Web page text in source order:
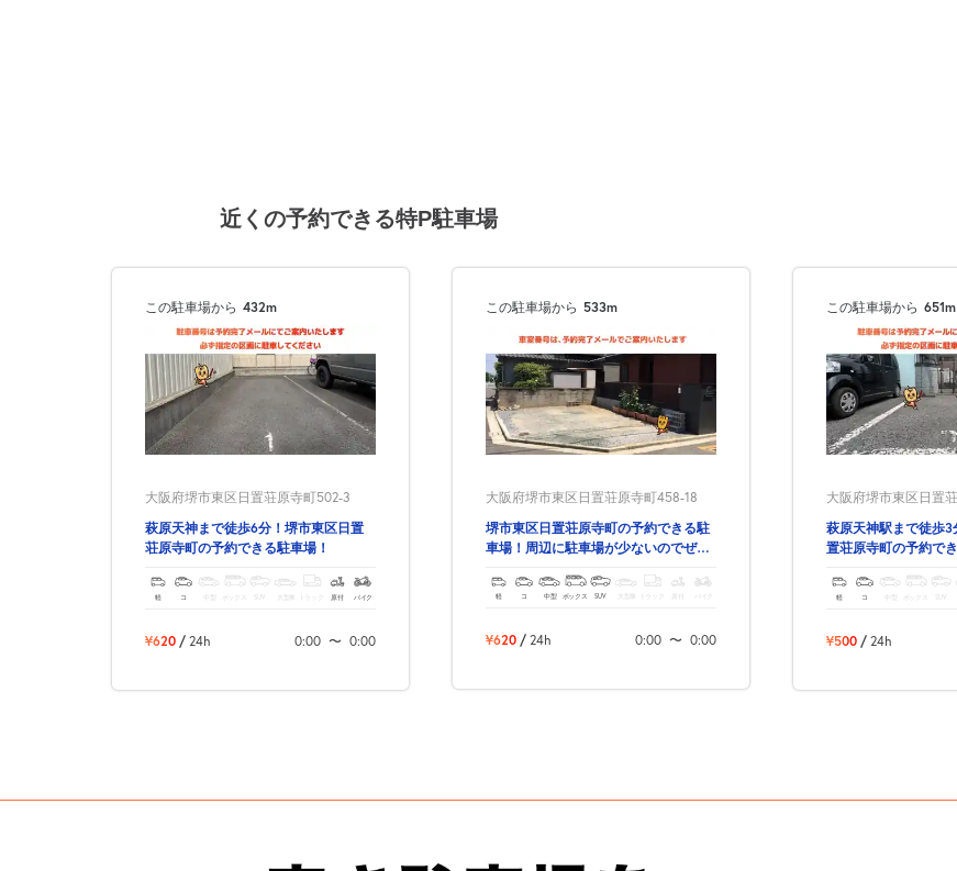
近くの予約できる特P駐車場
この駐車場から 432m
大阪府堺市東区日置荘原寺町502-3
萩原天神まで徒歩6分！堺市東区日置
荘原寺町の予約できる駐車場！
軽 コ 中型 ボックス SUV 大型車 トラック 原付 バイク
¥620 / 24h 0:00 〜 0:00
この駐車場から 533m
大阪府堺市東区日置荘原寺町458-18
堺市東区日置荘原寺町の予約できる駐
車場！周辺に駐車場が少ないのでぜ
軽 コ 中型 ボックス SUV トラック バイク
¥620 / 24h 0:00 〜 0:00
この駐車場から 651m
大阪府堺市東区日置
萩原天神駅まで徒歩3
置荘原寺町の予約で
軽 コ 中型 ボックス SUV
¥500 / 24h